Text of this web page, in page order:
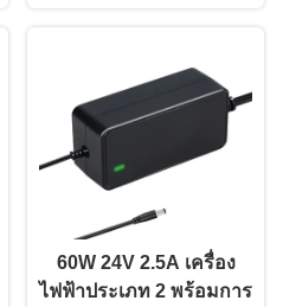
60W 24V 2.5A เครื่อง
ไฟฟ้าประเภท 2 พร้อมการ